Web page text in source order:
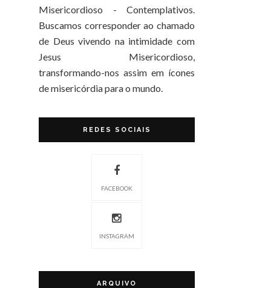
Misericordioso - Contemplativos.
Buscamos corresponder ao chamado
de Deus vivendo na intimidade com
Jesus Misericordioso,
transformando-nos assim em ícones
de misericórdia para o mundo.
REDES SOCIAIS
FACEBOOK
INSTAGRAM
ARQUIVO